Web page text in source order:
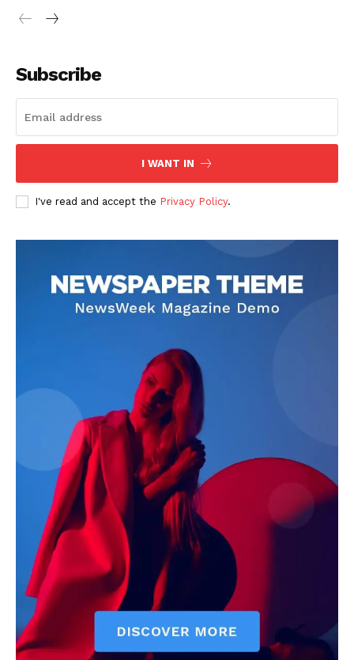
DOWNLOAD NOW
AIN NEWS 1
Contact Us
About Us
Privacy Policy
Terms of Use Agreement
Facebook
X WhatsApp
Share
Subscribe
I WANT IN
I've read and accept the Privacy Policy.